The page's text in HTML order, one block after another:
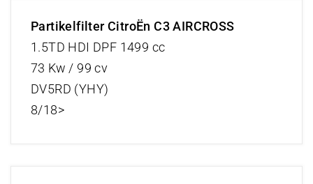
Partikelfilter CitroËn C3 AIRCROSS
1.5TD HDI DPF 1499 cc
73 Kw / 99 cv
DV5RD (YHY)
8/18>